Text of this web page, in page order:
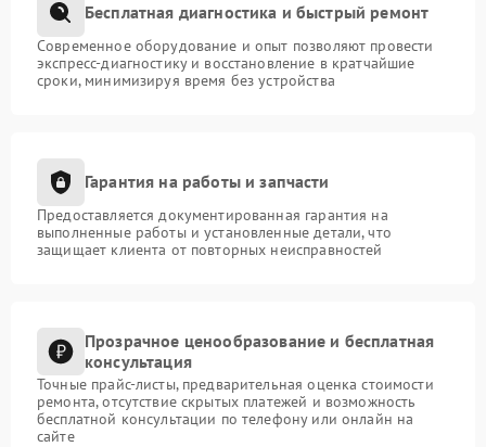
Бесплатная диагностика и быстрый ремонт
Современное оборудование и опыт позволяют провести
экспресс-диагностику и восстановление в кратчайшие
сроки, минимизируя время без устройства
Гарантия на работы и запчасти
Предоставляется документированная гарантия на
выполненные работы и установленные детали, что
защищает клиента от повторных неисправностей
Прозрачное ценообразование и бесплатная
консультация
Точные прайс-листы, предварительная оценка стоимости
ремонта, отсутствие скрытых платежей и возможность
бесплатной консультации по телефону или онлайн на
сайте